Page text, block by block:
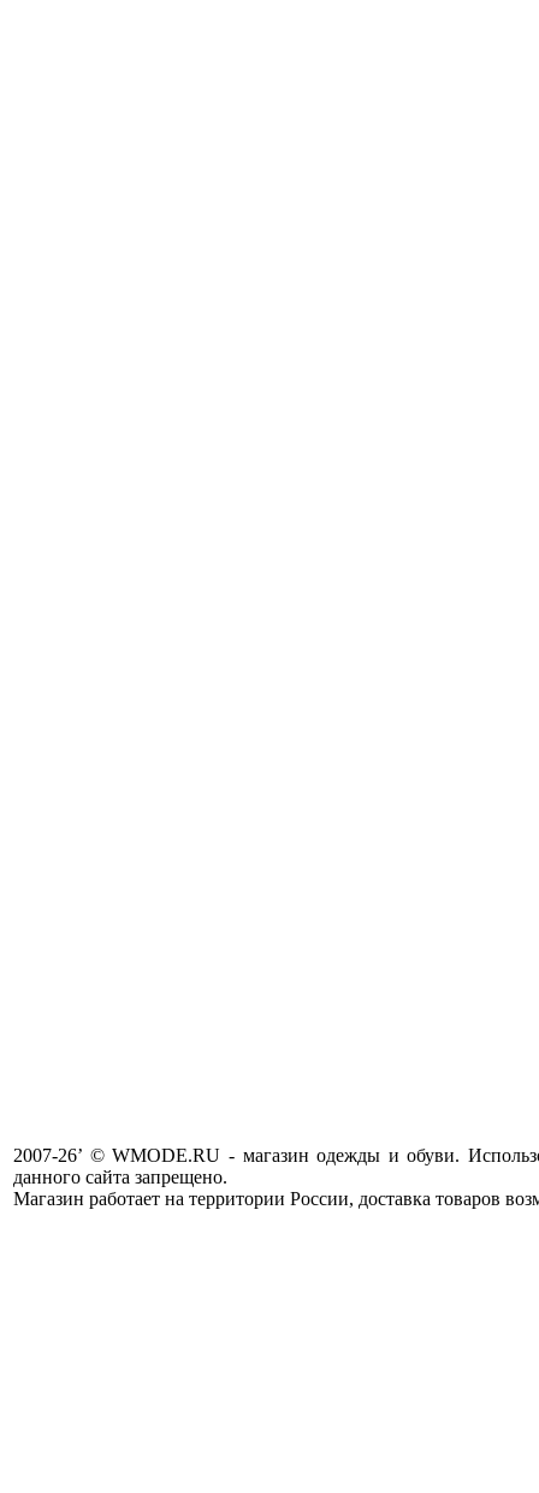
2007-26’ © WMODE.RU - магазин одежды и обуви.
данного сайта запрещено.
Магазин работает на территории России, доставка товаров